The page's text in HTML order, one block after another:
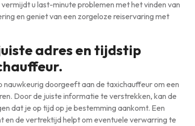
u last-minute problemen met het vinden van
en geniet van een zorgeloze reiservaring met
adres en tijdstip
doorgeeft aan de taxichauffeur om een
Door de juiste informatie te verstrekken, kan de
dat je op tijd op je bestemming aankomt. Een
en de vertrektijd helpt om eventuele verwarring te